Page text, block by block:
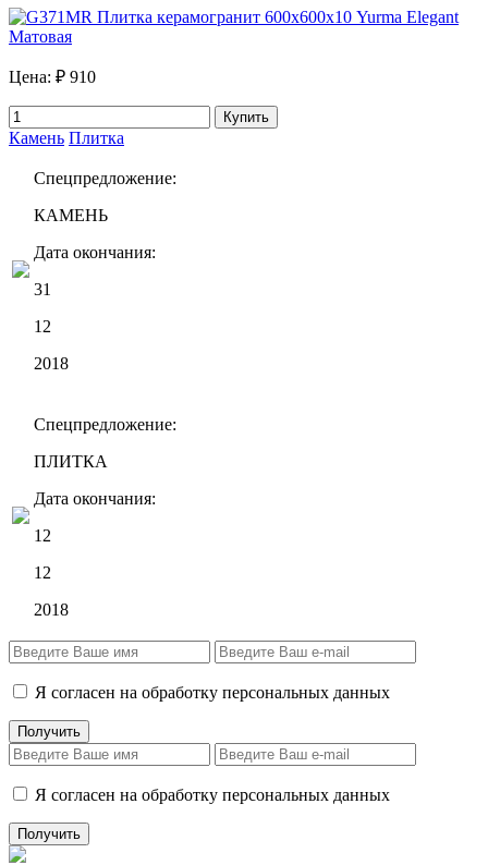
Цена: ₽ 910
Купить
Камень Плитка
Спецпредложение:
КАМЕНЬ
Дата окончания:
31
12
2018
Спецпредложение:
ПЛИТКА
Дата окончания:
12
12
2018
Я согласен на обработку персональных данных
Я согласен на обработку персональных данных